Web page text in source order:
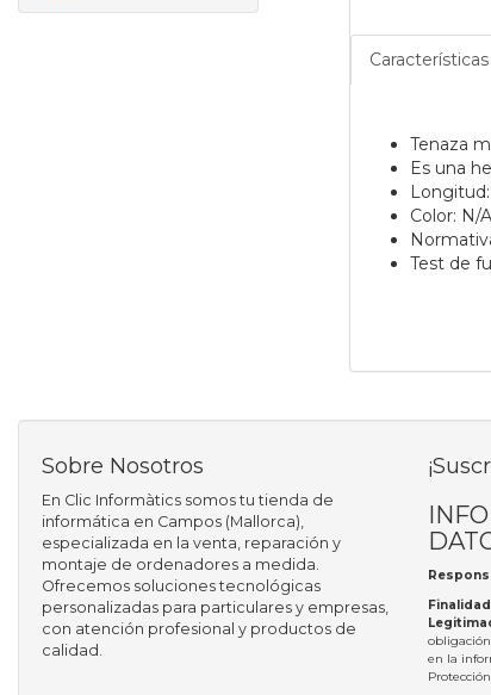
Características
Tenaza
Es una
Color: N/A
Test de
Sobre Nosotros
En Clic Informàtics somos tu tienda de
informática en Campos (Mallorca),
especializada en la venta, reparación y
montaje de ordenadores a medida.
Ofrecemos soluciones tecnológicas
personalizadas para particulares y empresas,
con atención profesional y productos de
calidad.
Finalidad
en la